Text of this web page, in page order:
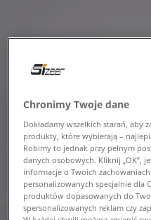
Chronimy Twoje dane
Dokładamy wszelkich starań, aby
produkty, które wybierają –
Robimy to jednak przy pełnym
danych osobowych. Kliknij „OK”,
informacje o Twoich
personalizowanych specjalnie dla
produktów dopasowanych do
spersonalizowanych reklam czy